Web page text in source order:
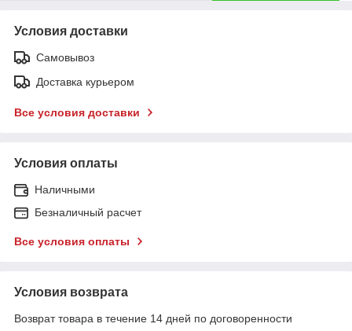
Условия доставки
Самовывоз
Доставка курьером
Все условия доставки
Условия оплаты
Наличными
Безналичный расчет
Все условия оплаты
Условия возврата
Возврат товара в течение 14 дней по договоренности